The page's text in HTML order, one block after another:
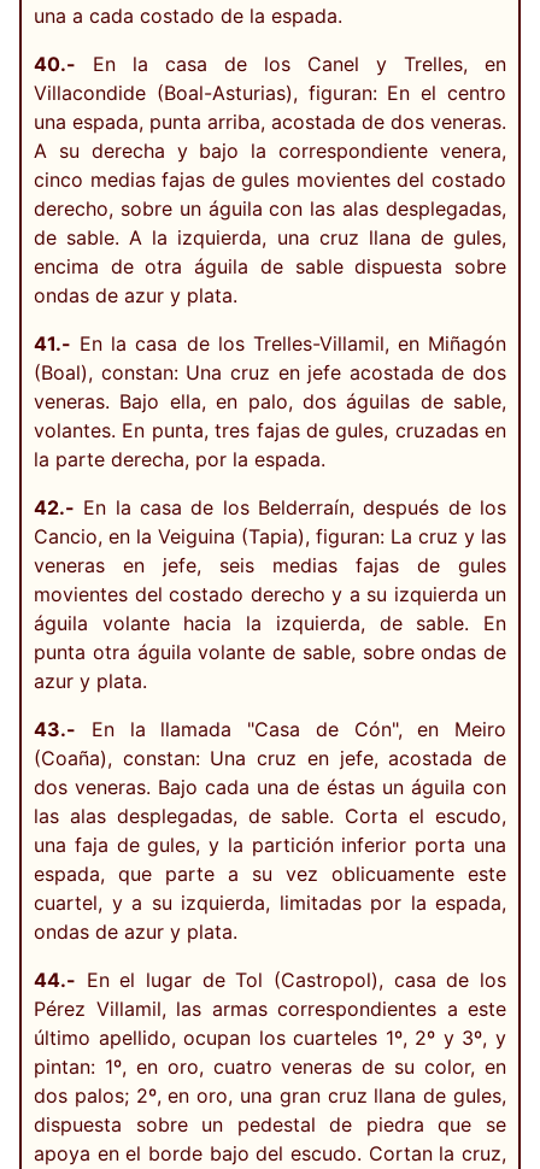
una a cada costado de la espada.
40.- En la casa de los Canel y Trelles, en
Villacondide (Boal-Asturias), figuran: En el centro
una espada, punta arriba, acostada de dos veneras.
A su derecha y bajo la correspondiente venera,
cinco medias fajas de gules movientes del costado
derecho, sobre un águila con las alas desplegadas,
de sable. A la izquierda, una cruz llana de gules,
encima de otra águila de sable dispuesta sobre
ondas de azur y plata.
41.- En la casa de los Trelles-Villamil, en Miñagón
(Boal), constan: Una cruz en jefe acostada de dos
veneras. Bajo ella, en palo, dos águilas de sable,
volantes. En punta, tres fajas de gules, cruzadas en
la parte derecha, por la espada.
42.- En la casa de los Belderraín, después de los
Cancio, en la Veiguina (Tapia), figuran: La cruz y las
veneras en jefe, seis medias fajas de gules
movientes del costado derecho y a su izquierda un
águila volante hacia la izquierda, de sable. En
punta otra águila volante de sable, sobre ondas de
azur y plata.
43.- En la llamada "Casa de Cón", en Meiro
(Coaña), constan: Una cruz en jefe, acostada de
dos veneras. Bajo cada una de éstas un águila con
las alas desplegadas, de sable. Corta el escudo,
una faja de gules, y la partición inferior porta una
espada, que parte a su vez oblicuamente este
cuartel, y a su izquierda, limitadas por la espada,
ondas de azur y plata.
44.- En el lugar de Tol (Castropol), casa de los
Pérez Villamil, las armas correspondientes a este
último apellido, ocupan los cuarteles 1º, 2º y 3º, y
pintan: 1º, en oro, cuatro veneras de su color, en
dos palos; 2º, en oro, una gran cruz llana de gules,
dispuesta sobre un pedestal de piedra que se
apoya en el borde bajo del escudo. Cortan la cruz,